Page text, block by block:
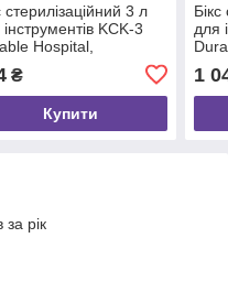
стерилізаційний 3 л
KCK-3
Hospital,
₴
Купити
для
1
за рік